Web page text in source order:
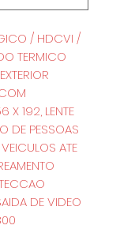
/ HDCVI /
TERMICO
X 192, LENTE
DE PESSOAS
ATE
DE VIDEO